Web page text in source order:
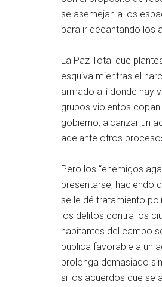
se asemejan a los
para ir decantando los
La Paz Total que
esquiva mientras el
armado allí donde hay
grupos violentos
gobierno, alcanzar un
adelante otros
Pero los “enemigos
presentarse, haciendo
se le dé tratamiento
los delitos contra los
habitantes del campo
pública favorable a un
prolonga demasiado
si los acuerdos que se